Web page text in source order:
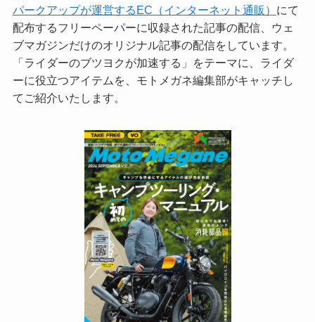
パークアップが運営するEC（インターネット通販） にて
配布するフリーペーパーに収録された記事の配信、ウェ
ブマガジンだけのオリジナル記事の配信をしています。
「ライダーのブツヨクが加速する」をテーマに、ライダ
ーに役立つアイテムを、モトメガネ編集部がキャッチし
てご紹介いたします。